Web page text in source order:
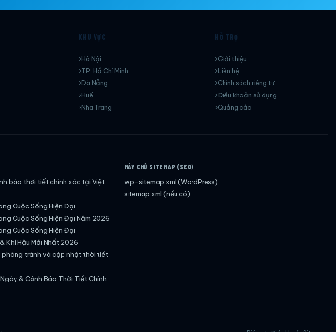
KHU VỰC
Hà Nội
TP. Hồ Chí Minh
Dà Nẵng
Huế
Nha Trang
HỖ TRỢ
Giới thiệu
Liên hệ
Chính sách riêng tư
Điều khoản sử dụng
Quảng cáo
báo thời tiết chính xác tại Việt
Cuộc Sống Hiện Đại
Cuộc Sống Hiện Đại Năm 2026
Cuộc Sống Hiện Đại
Khí Hậu Mới Nhất 2026
phòng tránh và cập nhật thời tiết
& Cảnh Báo Thời Tiết Chính
ngày
MÁY CHỦ SITEMAP (SEO)
wp-sitemap.xml (WordPress)
sitemap.xml (nếu có)